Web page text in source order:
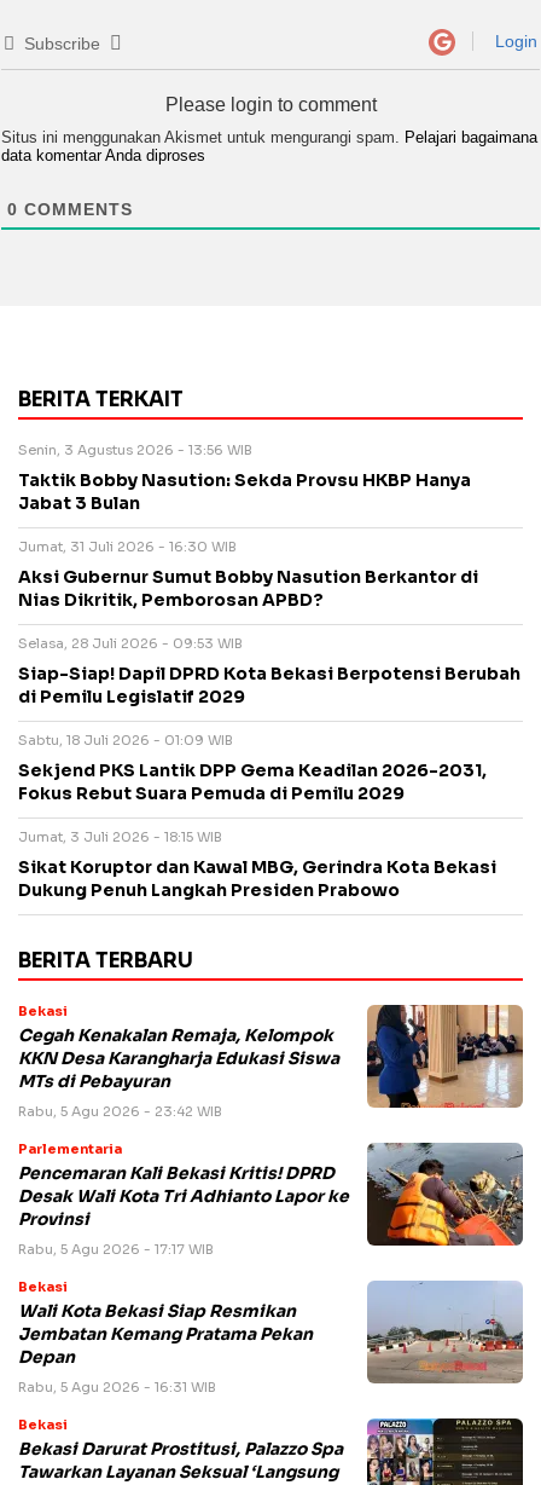
Subscribe Login
Please login to comment
Situs ini menggunakan Akismet untuk mengurangi spam.
Pelajari bagaimana
data komentar Anda diproses
0 COMMENTS
BERITA TERKAIT
Senin, 3 Agustus 2026 - 13:56 WIB
Taktik Bobby Nasution: Sekda Provsu HKBP Hanya
Jabat 3 Bulan
Jumat, 31 Juli 2026 - 16:30 WIB
Aksi Gubernur Sumut Bobby Nasution Berkantor di
Nias Dikritik, Pemborosan APBD?
Selasa, 28 Juli 2026 - 09:53 WIB
Siap-Siap! Dapil DPRD Kota Bekasi Berpotensi Berubah
di Pemilu Legislatif 2029
Sabtu, 18 Juli 2026 - 01:09 WIB
Sekjend PKS Lantik DPP Gema Keadilan 2026-2031,
Fokus Rebut Suara Pemuda di Pemilu 2029
Jumat, 3 Juli 2026 - 18:15 WIB
Sikat Koruptor dan Kawal MBG, Gerindra Kota Bekasi
Dukung Penuh Langkah Presiden Prabowo
BERITA TERBARU
Bekasi
Cegah Kenakalan Remaja, Kelompok
KKN Desa Karangharja Edukasi Siswa
MTs di Pebayuran
Rabu, 5 Agu 2026 - 23:42 WIB
Parlementaria
Pencemaran Kali Bekasi Kritis! DPRD
Desak Wali Kota Tri Adhianto Lapor ke
Provinsi
Rabu, 5 Agu 2026 - 17:17 WIB
Bekasi
Wali Kota Bekasi Siap Resmikan
Jembatan Kemang Pratama Pekan
Depan
Rabu, 5 Agu 2026 - 16:31 WIB
Bekasi
Bekasi Darurat Prostitusi, Palazzo Spa
Tawarkan Layanan Seksual ‘Langsung